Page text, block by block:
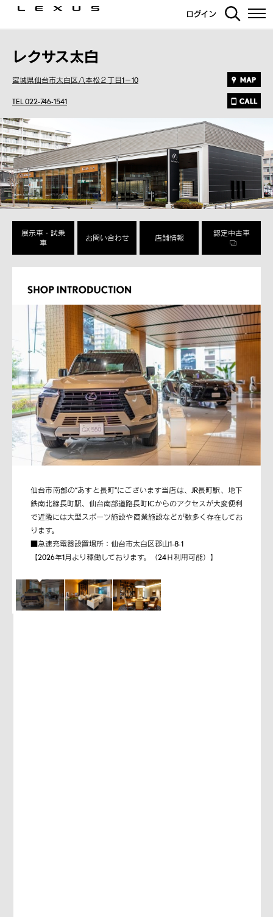
ログイン
レクサス太白
宮城県仙台市太白区八本松２丁目1－10
TEL 022-746-1541
展示車・試乗
車
お問い合わせ 店舗情報
認定中古車
仙台市南部の“あすと長町”にございます当店は、JR長町駅、地下
鉄南北線長町駅、仙台南部道路長町ICからのアクセスが大変便利
で近隣には大型スポーツ施設や商業施設などが数多く存在してお
ります。
■急速充電器設置場所：仙台市太白区郡山1-8-1
【2026年1月より稼働しております。（24Ｈ利用可能）】